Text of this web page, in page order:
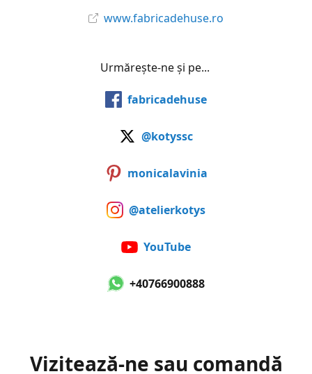
www.fabricadehuse.ro
Urmărește-ne și pe...
fabricadehuse
@kotyssc
monicalavinia
@atelierkotys
YouTube
+40766900888
Vizitează-ne sau comandă